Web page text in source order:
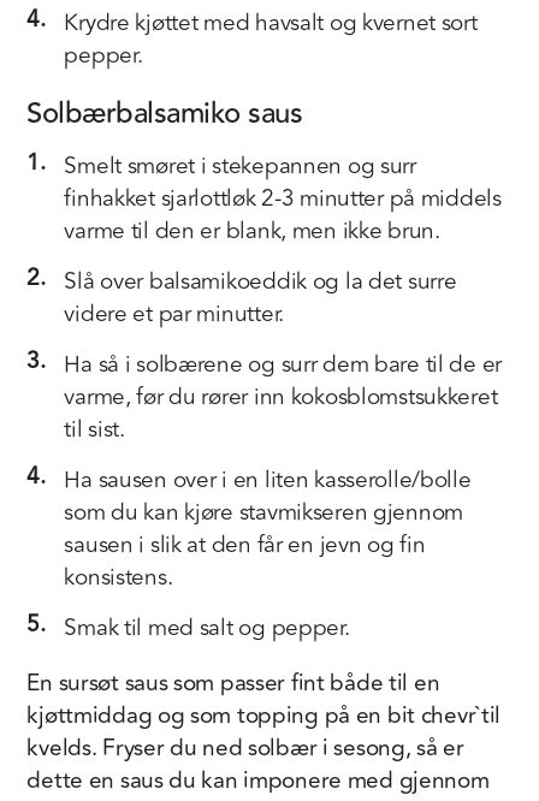
4. Krydre kjøttet med havsalt og kvernet sort
pepper.
Solbærbalsamiko saus
1. Smelt smøret i stekepannen og surr
finhakket sjarlottløk 2-3 minutter på middels
varme til den er blank, men ikke brun.
2. Slå over balsamikoeddik og la det surre
videre et par minutter.
3. Ha så i solbærene og surr dem bare til de er
varme, før du rører inn kokosblomstsukkeret
til sist.
4. Ha sausen over i en liten kasserolle/bolle
som du kan kjøre stavmikseren gjennom
sausen i slik at den får en jevn og fin
konsistens.
5. Smak til med salt og pepper.
En sursøt saus som passer fint både til en
kjøttmiddag og som topping på en bit chevr`til
kvelds. Fryser du ned solbær i sesong, så er
dette en saus du kan imponere med gjennom